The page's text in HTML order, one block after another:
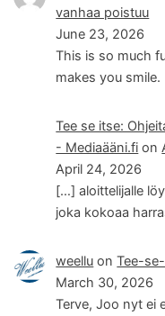
vanhaa poistuu
June 23, 2026
This is so much
makes you smile.
Tee se itse:
- Mediaääni.fi on
April 24, 2026
[…] aloittelijalle
joka kokoaa
weellu onTee-
March 30, 2026
Terve, Joo nyt ei